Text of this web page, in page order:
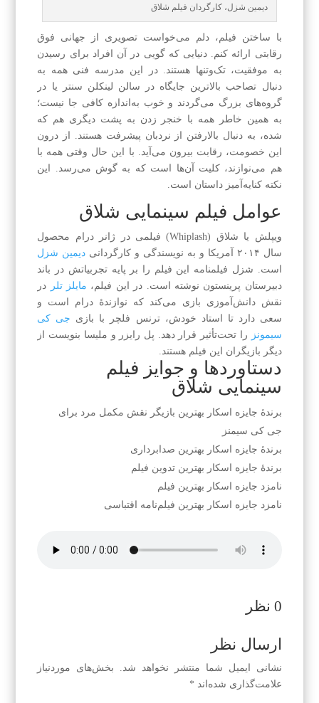
دیمین شزل، کارگردان فیلم شلاق
با ساختن فیلم، دلم می‌خواست تصویری از جهانی فوق
رقابتی ارائه کنم. دنیایی که گویی در آن افراد برای رسیدن
به موفقیت، تک‌وتنها هستند. در این مدرسه فنی همه به
دنبال تصاحب بالاترین جایگاه در سالن لینکلن سنتر یا در
گروه‌های بزرگ می‌گردند و خوب به‌اندازه کافی جا نیست؛
به همین خاطر همه با خنجر زدن به پشت دیگری هم که
شده، به دنبال بالارفتن از نردبان پیشرفت هستند. از درون
این خصومت، رقابت بیرون می‌آید. با این حال وقتی همه با
هم می‌نوازند، کلیت آن‌ها است که به گوش می‌رسد. این
نکته کنایه‌آمیز داستان است.
عوامل فیلم سینمایی شلاق
ویپلش یا شلاق (Whiplash) فیلمی در ژانر درام محصول
سال ۲۰۱۴ آمریکا و به نویسندگی و کارگردانی
دیمین شزل
است. شزل فیلمنامه این فیلم را بر پایه تجربیاتش در باند
دبیرستان پرینستون نوشته است. در این فیلم، مایلز تلر
در
نقش دانش‌آموزی بازی می‌کند که نوازندهٔ درام است و
سعی دارد تا استاد خودش، ترنس فلچر با بازی جی کی
سیمونز
را تحت‌تأثیر قرار دهد. پل رایزر و ملیسا بنویست از
دیگر بازیگران این فیلم هستند.
دستاوردها و جوایز فیلم
سینمایی شلاق
برندهٔ جایزه اسکار بهترین بازیگر نقش مکمل مرد برای
جی کی سیمنز
برندهٔ جایزه اسکار بهترین صدابرداری
برندهٔ جایزه اسکار بهترین تدوین فیلم
نامزد جایزه اسکار بهترین فیلم
نامزد جایزه اسکار بهترین فیلم‌نامه اقتباسی
0 نظر
ارسال نظر
نشانی ایمیل شما منتشر نخواهد شد.
بخش‌های موردنیاز
علامت‌گذاری شده‌اند *